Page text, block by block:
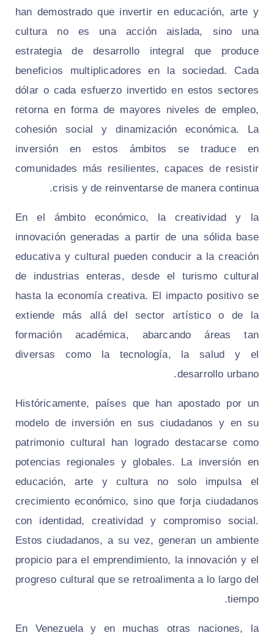
han demostrado que invertir en educación, arte y
cultura no es una acción aislada, sino una
estrategia de desarrollo integral que produce
beneficios multiplicadores en la sociedad. Cada
dólar o cada esfuerzo invertido en estos sectores
retorna en forma de mayores niveles de empleo,
cohesión social y dinamización económica. La
inversión en estos ámbitos se traduce en
comunidades más resilientes, capaces de resistir
crisis y de reinventarse de manera continua.
En el ámbito económico, la creatividad y la
innovación generadas a partir de una sólida base
educativa y cultural pueden conducir a la creación
de industrias enteras, desde el turismo cultural
hasta la economía creativa. El impacto positivo se
extiende más allá del sector artístico o de la
formación académica, abarcando áreas tan
diversas como la tecnología, la salud y el
desarrollo urbano.
Históricamente, países que han apostado por un
modelo de inversión en sus ciudadanos y en su
patrimonio cultural han logrado destacarse como
potencias regionales y globales. La inversión en
educación, arte y cultura no solo impulsa el
crecimiento económico, sino que forja ciudadanos
con identidad, creatividad y compromiso social.
Estos ciudadanos, a su vez, generan un ambiente
propicio para el emprendimiento, la innovación y el
progreso cultural que se retroalimenta a lo largo del
tiempo.
En Venezuela y en muchas otras naciones, la